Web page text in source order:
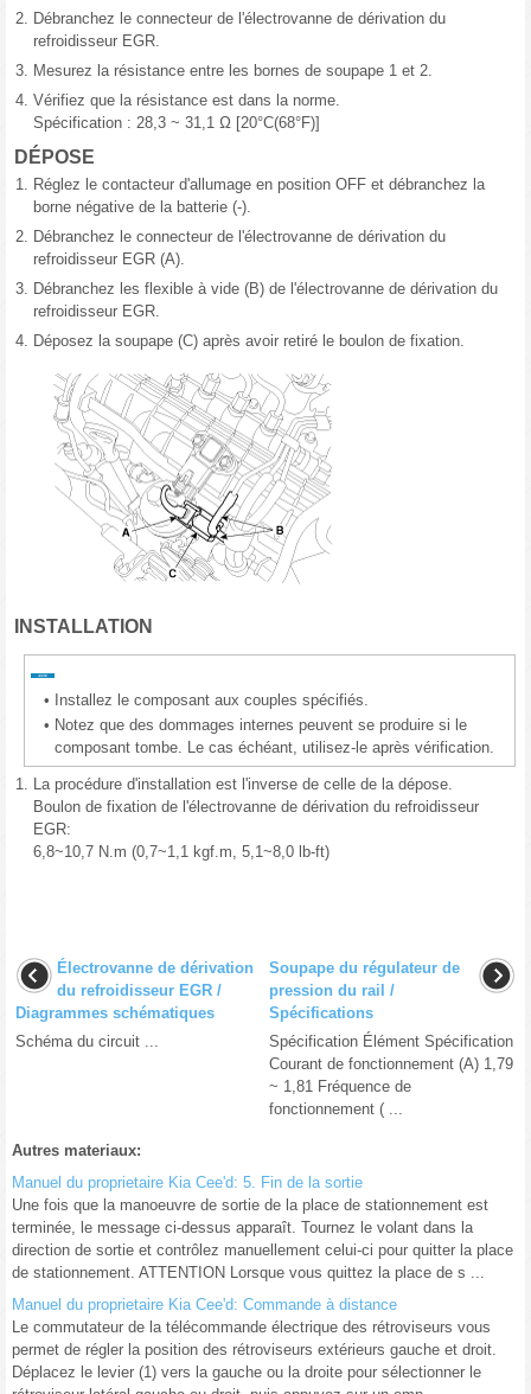
2. Débranchez le connecteur de l'électrovanne de dérivation du
refroidisseur EGR.
3. Mesurez la résistance entre les bornes de soupape 1 et 2.
4. Vérifiez que la résistance est dans la norme.
Spécification : 28,3 ~ 31,1 Ω [20°C(68°F)]
DÉPOSE
1. Réglez le contacteur d'allumage en position OFF et débranchez la
borne négative de la batterie (-).
2. Débranchez le connecteur de l'électrovanne de dérivation du
refroidisseur EGR (A).
3. Débranchez les flexible à vide (B) de l'électrovanne de dérivation du
refroidisseur EGR.
4. Déposez la soupape (C) après avoir retiré le boulon de fixation.
INSTALLATION
•
Installez le composant aux couples spécifiés.
• Notez que des dommages internes peuvent se produire si le
composant tombe. Le cas échéant, utilisez-le après vérification.
1. La procédure d'installation est l'inverse de celle de la dépose.
Boulon de fixation de l'électrovanne de dérivation du refroidisseur
EGR:
6,8~10,7 N.m (0,7~1,1 kgf.m, 5,1~8,0 lb-ft)
Électrovanne de dérivation
du refroidisseur EGR /
Diagrammes schématiques
Schéma du circuit ...
Soupape du régulateur de
pression du rail /
Spécifications
Spécification Élément Spécification
Courant de fonctionnement (A) 1,79
~ 1,81 Fréquence de
fonctionnement ( ...
Autres materiaux:
Manuel du proprietaire Kia Cee'd: 5. Fin de la sortie
Une fois que la manoeuvre de sortie de la place de stationnement est
terminée, le message ci-dessus apparaît. Tournez le volant dans la
direction de sortie et contrôlez manuellement celui-ci pour quitter la place
de stationnement. ATTENTION Lorsque vous quittez la place de s ...
Manuel du proprietaire Kia Cee'd: Commande à distance
Le commutateur de la télécommande électrique des rétroviseurs vous
permet de régler la position des rétroviseurs extérieurs gauche et droit.
Déplacez le levier (1) vers la gauche ou la droite pour sélectionner le